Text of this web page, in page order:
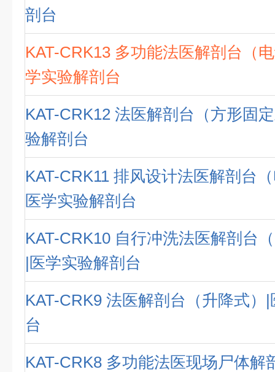
剖台
KAT-CRK13 多功能法医解剖台（
学实验解剖台
KAT-CRK12 法医解剖台（方形固
验解剖台
KAT-CRK11 排风设计法医解剖台
医学实验解剖台
KAT-CRK10 自行冲洗法医解剖台
|医学实验解剖台
KAT-CRK9 法医解剖台（升降式）
台
KAT-CRK8 多功能法医现场尸体解